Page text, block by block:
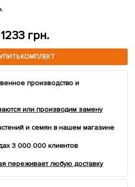
808 грн.
КОМПЛЕКТ
производство и
или производим замену
и семян в нашем магазине
3 000 000 клиентов
переживает любую доставку